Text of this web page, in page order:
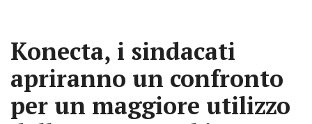
Konecta, i sindacati
apriranno un confronto
per un maggiore utilizzo